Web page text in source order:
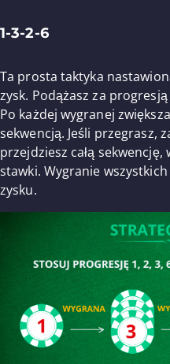
1-3-2-6
Ta prosta taktyka
zysk. Podążasz za
Po każdej wygranej
sekwencją. Jeśli przegrasz,
przejdziesz całą
stawki. Wygranie
zysku.